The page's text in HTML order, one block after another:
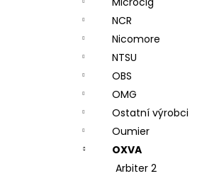
NCR
Nicomore
NTSU
OBS
OMG
Ostatní výrobci
Oumier
OXVA
Arbiter 2